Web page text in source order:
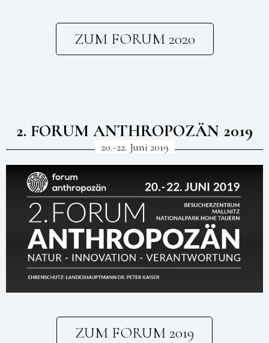
ZUM FORUM 2020
2. FORUM ANTHROPOZÄN 2019
20.-22. Juni 2019
ZUM FORUM 2019